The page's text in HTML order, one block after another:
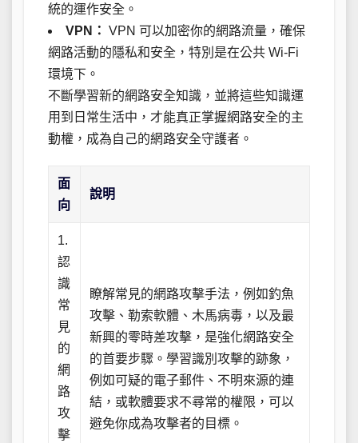
統的運作安全。
VPN： VPN 可以加密你的網路流量，確保
網路活動的隱私和安全，特別是在公共 Wi-Fi
環境下。
不斷學習新的網路安全知識，並將這些知識運
用到日常生活中，才能真正掌握網路安全的主
動權，成為自己的網路安全守護者。
面
向
說明
1.
認
識
常
見
的
網
路
攻
擊
瞭解常見的網路攻擊手法，例如釣魚
攻擊、勒索軟體、木馬病毒，以及最
新興的零時差攻擊，是強化網路安全
的首要步驟。學習識別攻擊的跡象，
例如可疑的電子郵件、不明來源的連
結，或軟體要求不尋常的權限，可以
避免你成為攻擊者的目標。